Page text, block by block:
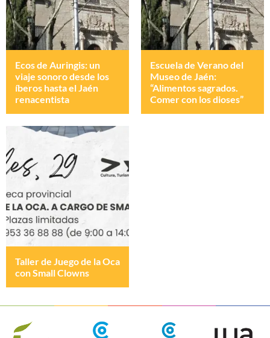
Ecos de Auringis: un
viaje sonoro desde los
íberos hasta el Jaén
renacentista
Escuela de Verano del
Museo de Jaén:
“Alimentos sagrados.
Comer con los dioses”
Taller de Juego de la Oca
con Small Clowns